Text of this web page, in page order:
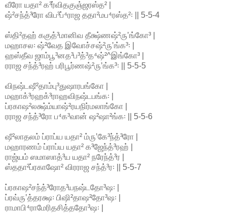
வீரோ யதா² க³ர்விதகுஞ்ஜரஸ்த² |
ஷ்²சந்த்³ரோ விப³ப்⁴ராஜ ததா²மப⁴ரஸ்த²꞉ || 5-5-4
ஸ்தி²தஹ் ககுத்³மானிவ தீக்ஷ்ணஷ்²ருʼங்கோ³ |
மஹாசல꞉ ஷ்²வேத இவோச்சஷ்²ருʼங்க³꞉ |
ஹஸ்தீவ ஜாம்பூ³னத³ப³த்³த⁴ஷ்²^இங்கோ³ |
ரராஜ சந்த்³ரஹ் பரிபூர்ணஷ்²ருʼங்க³꞉ || 5-5-5
விநஷ்டஷீ²தாம்பு³துஷாரபங்கோ |
மஹாக்³ரஹக்³ராஹவிநஷ்டபங்க꞉ |
ப்ரகாஷ²லக்ஷ்ம்யாஷ்²ரயநிர்மலாங்கோ |
ரராஜ சந்த்³ரோ ப⁴க³வான் ஷ²ஷா²ங்க꞉ || 5-5-6
ஷீ²லாதலம் ப்ராப்ய யதா² ம்ருʼகே³ந்த்³ரோ |
மஹாரணம் ப்ராப்ய யதா² க³ஜேந்த்³ரஹ் |
ராஜ்யம் ஸமாஸாத்³ய யதா² நரேந்த்³ர |
ஸ்ததா²ப்ரகாஷோ² விரராஜ சந்த்³ர꞉ || 5-5-7
ப்ரகாஷ²சந்த்³ரோத³யநஷ்டதோ³ஷ꞉ |
ப்ரவ்ருʼத்தரக்ஷ꞉ பிஷி²தாஷ²தோ³ஷ꞉ |
ராமாபி⁴ராமேரிதசித்ததோ³ஷ꞉ |